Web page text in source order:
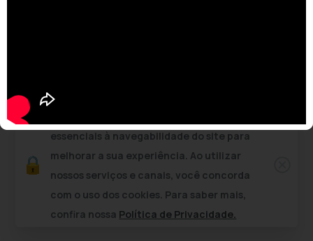
essenciais à navegabilidade do site para
melhorar a sua experiência. Ao utilizar
nossos serviços e canais, você concorda
com o uso dos cookies. Para saber mais,
confira nossa Política de Privacidade.